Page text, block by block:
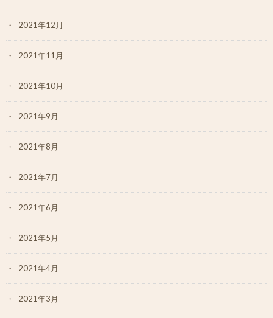
2021年12月
2021年11月
2021年10月
2021年9月
2021年8月
2021年7月
2021年6月
2021年5月
2021年4月
2021年3月